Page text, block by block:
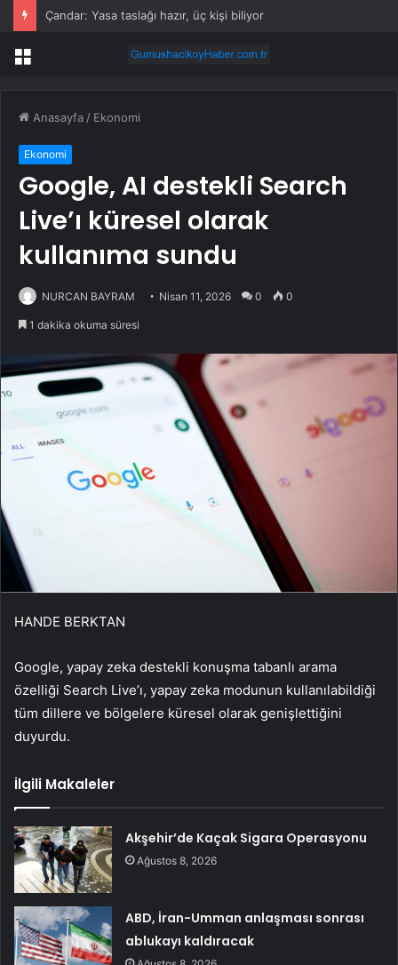
Çandar: Yasa taslağı hazır, üç kişi biliyor
Menü
Anasayfa / Ekonomi
Ekonomi
Google, AI destekli Search
Live’ı küresel olarak
kullanıma sundu
NURCAN BAYRAM Nisan 11, 2026 0 0
1 dakika okuma süresi
HANDE BERKTAN
Google, yapay zeka destekli konuşma tabanlı arama
özelliği Search Live’ı, yapay zeka modunun kullanılabildiği
tüm dillere ve bölgelere küresel olarak genişlettiğini
duyurdu.
İlgili Makaleler
Akşehir’de Kaçak Sigara Operasyonu
Ağustos 8, 2026
ABD, İran-Umman anlaşması sonrası
ablukayı kaldıracak